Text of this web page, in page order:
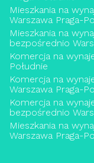
Mieszkania na
Warszawa Praga-
Mieszkania na
bezpośrednio
Komercja na
Południe
Komercja na
Warszawa Praga-
Komercja na
bezpośrednio
Mieszkania na
Warszawa Praga-